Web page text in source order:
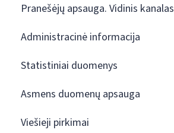
Pranešėjų apsauga. Vidinis kanalas
Administracinė informacija
Statistiniai duomenys
Asmens duomenų apsauga
Viešieji pirkimai